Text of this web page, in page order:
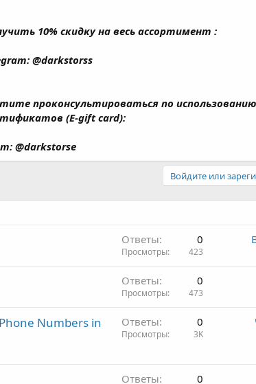
10% скидку на весь ассортимент :
@darkstorss
проконсультироваться по
(E-gift card):
@darkstorse
Войдите или
Ответы 0
Просмотры 423
Ответы 0
Просмотры 473
Numbers in
Ответы 0
Просмотры 3K
Ответы 0